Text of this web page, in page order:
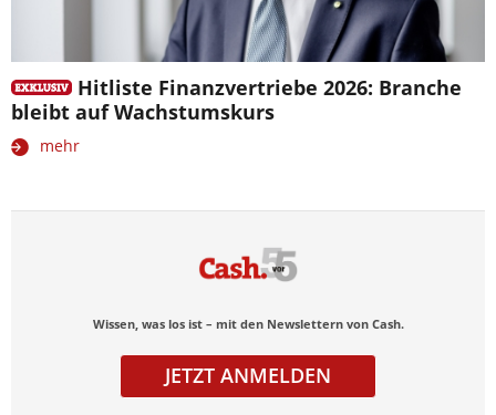
Hitliste Finanzvertriebe 2026: Branche
bleibt auf Wachstumskurs
mehr
Wissen, was los ist – mit den Newslettern von Cash.
JETZT ANMELDEN